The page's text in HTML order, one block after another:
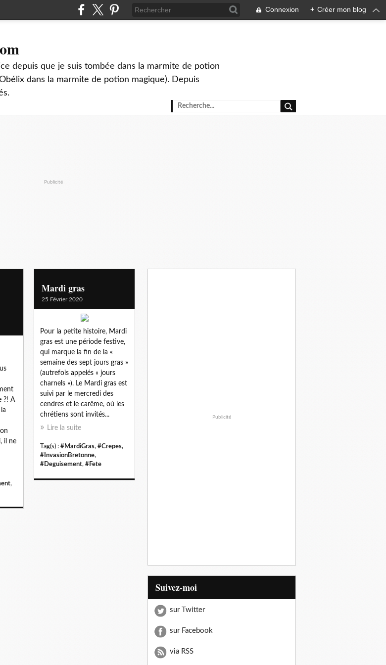
Connexion + Créer mon blog
depuis que je suis tombée dans la marmite de potion
dans la marmite de potion magique). Depuis
Publicité
?! A
il ne
,
Mardi gras
25 Février 2020
Pour la petite histoire, Mardi
gras est une période festive,
qui marque la fin de la «
semaine des sept jours gras »
(autrefois appelés « jours
charnels »). Le Mardi gras est
suivi par le mercredi des
cendres et le carême, où les
chrétiens sont invités...
Lire la suite
Tag(s) : #MardiGras, #Crepes,
#InvasionBretonne,
#Deguisement, #Fete
Publicité
Suivez-moi
sur Twitter
sur Facebook
via RSS